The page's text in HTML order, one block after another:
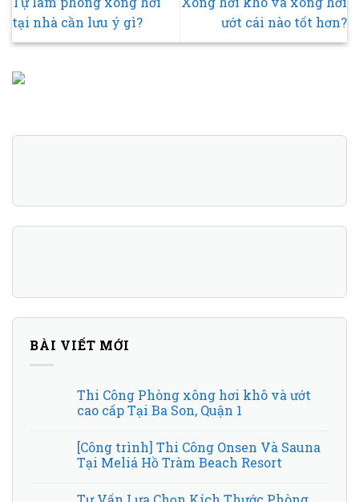
tại nhà cần lưu ý gì?
ướt cái nào tốt hơn?
BÀI VIẾT MỚI
Thi Công Phòng xông hơi khô và ướt
cao cấp Tại Ba Son, Quận 1
[Công trình] Thi Công Onsen Và Sauna
Tại Meliá Hồ Tràm Beach Resort